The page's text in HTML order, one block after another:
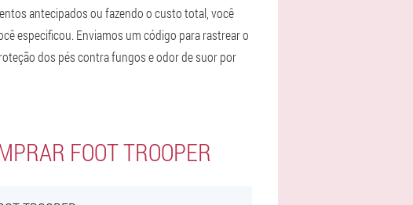
antecipados ou fazendo o custo total, você
especificou. Enviamos um código para rastrear o
dos pés contra fungos e odor de suor por
FOOT TROOPER